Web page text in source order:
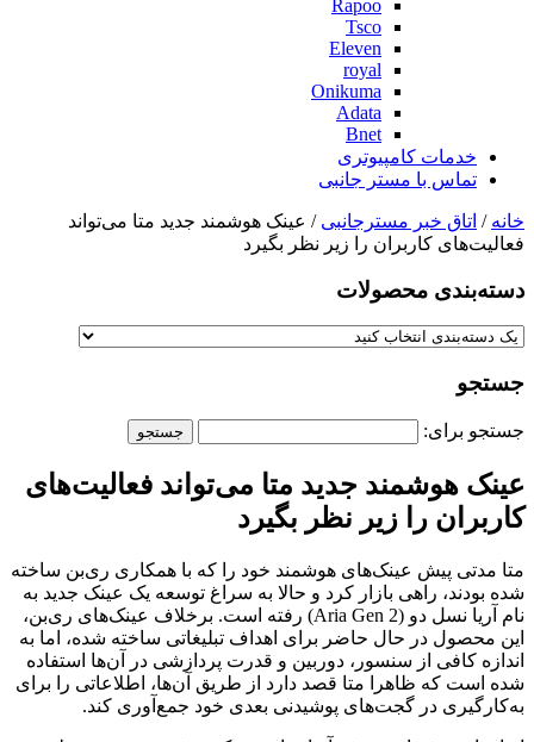
Rapoo
Tsco
Eleven
royal
Onikuma
Adata
Bnet
خدمات کامپیوتری
تماس با مستر جانبی
خانه / اتاق خبر مسترجانبی / عینک هوشمند جدید متا می‌تواند
فعالیت‌های کاربران را زیر نظر بگیرد
دسته‌بندی‌ محصولات
جستجو
جستجو برای:
عینک هوشمند جدید متا می‌تواند فعالیت‌های
کاربران را زیر نظر بگیرد
متا مدتی پیش عینک‌های هوشمند خود را که با همکاری ری‌بن ساخته
شده بودند، راهی بازار کرد و حالا به سراغ توسعه یک عینک جدید به
نام آریا نسل دو (Aria Gen 2) رفته است. برخلاف عینک‌های ری‌بن،
این محصول در حال حاضر برای اهداف تبلیغاتی ساخته شده، اما به
اندازه کافی از سنسور، دوربین و قدرت پردازشی در آن‌ها استفاده
شده است که ظاهرا متا قصد دارد از طریق آن‌ها، اطلاعاتی را برای
به‌کارگیری در گجت‌های پوشیدنی بعدی خود جمع‌آوری کند.